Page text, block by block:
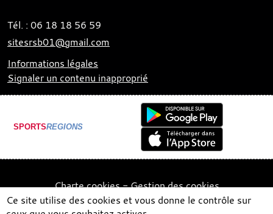
Tél. : 06 18 18 56 59
sitesrsb01@gmail.com
Informations légales
Signaler un contenu inapproprié
SPORTSREGIONS
Charte cookies Gestion des cookies
Ce site utilise des cookies et vous donne le contrôle sur